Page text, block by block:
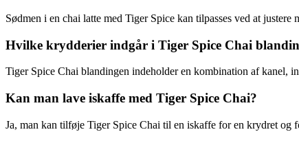
Sødmen i en chai latte med Tiger Spice kan tilpasses ved at
Hvilke krydderier indgår i Tiger Spice Chai
Tiger Spice Chai blandingen indeholder en kombination af kanel,
Kan man lave iskaffe med Tiger Spice Chai?
Ja, man kan tilføje Tiger Spice Chai til en iskaffe for en krydret og